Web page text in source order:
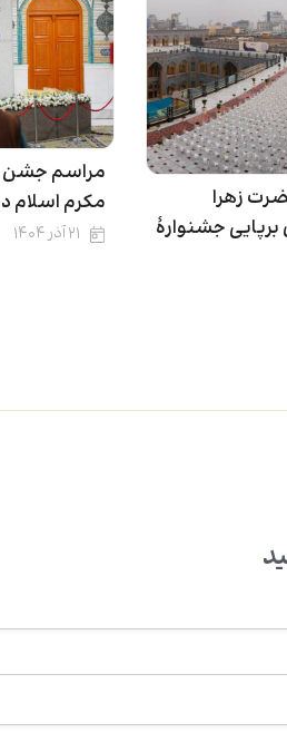
زهرا
برپایی جشنوارهٔ
مراسم جشن
مکرم اسلام
۲۱ آذر ۱۴۰۴